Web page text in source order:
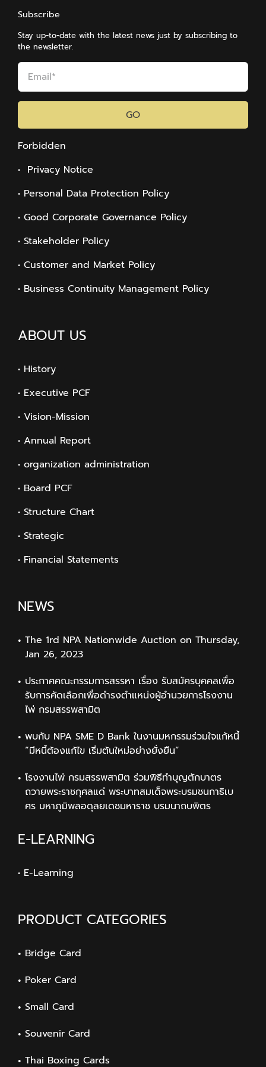
Subscribe
Stay up-to-date with the latest news just by subscribing to
the newsletter.
GO
Forbidden
• Privacy Notice
• Personal Data Protection Policy
• Good Corporate Governance Policy
• Stakeholder Policy
• Customer and Market Policy
• Business Continuity Management Policy
ABOUT US
• History
• Executive PCF
• Vision-Mission
• Annual Report
• organization administration
• Board PCF
• Structure Chart
• Strategic
• Financial Statements
NEWS
The 1rd NPA Nationwide Auction on Thursday,
Jan 26, 2023
ประกาศคณะกรรมการสรรหา เรื่อง รับสมัครบุคคลเพื่อ
รับการคัดเลือกเพื่อดำรงตำแหน่งผู้อำนวยการโรงงาน
ไพ่ กรมสรรพสามิต
พบกับ NPA SME D Bank ในงานมหกรรมร่วมใจแก้หนี้
“มีหนี้ต้องแก้ไข เริ่มต้นใหม่อย่างยั่งยืน”
โรงงานไพ่ กรมสรรพสามิต ร่วมพิธีทำบุญตักบาตร
ถวายพระราชกุศลแด่ พระบาทสมเด็จพระบรมชนกาธิเบ
ศร มหาภูมิพลอดุลยเดชมหาราช บรมนาถบพิตร
E-LEARNING
• E-Learning
PRODUCT CATEGORIES
Bridge Card
Poker Card
Small Card
Souvenir Card
Thai Boxing Cards